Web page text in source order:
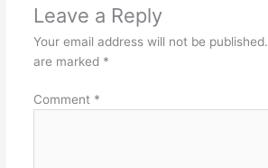
Leave a Reply
Your email address will not be published.
are marked *
Comment *